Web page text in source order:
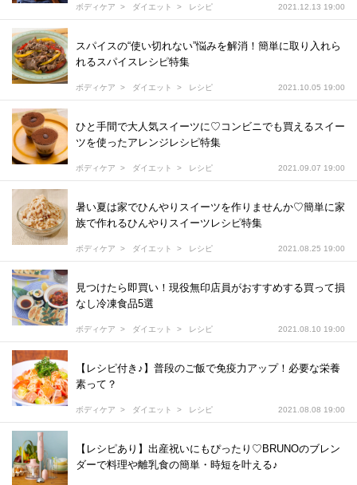
ボディケア ダイエット レシピ 2021.12.13 19:00
スパイスの“使い切れない”悩みを解消！簡単に取り入れら
れるスパイスレシピ特集
ボディケア ダイエット レシピ 2021.10.05 19:00
ひと手間で大人気スイーツに♡コンビニでも買えるスイー
ツを使ったアレンジレシピ特集
ボディケア ダイエット レシピ 2021.09.07 19:00
暑い夏は家でひんやりスイーツを作りませんか♡簡単に家
族で作れるひんやりスイーツレシピ特集
ボディケア ダイエット レシピ 2021.08.25 19:00
見つけたら即買い！現役無印店員がおすすめする買って損
なし冷凍食品5選
ボディケア ダイエット レシピ 2021.08.10 19:00
【レシピ付き♪】普段のご飯で免疫力アップ！必要な栄養
素って？
ボディケア ダイエット レシピ 2021.08.08 19:00
【レシピあり】出産祝いにもぴったり♡BRUNOのブレン
ダーで料理や離乳食の簡単・時短を叶える♪